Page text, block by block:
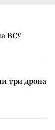
ВСУ
три дрона